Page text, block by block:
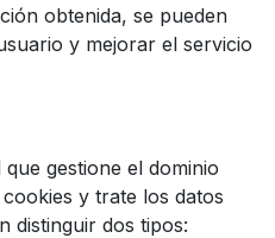
obtenida, se pueden
y mejorar el servicio
gestione el dominio
y trate los datos
distinguir dos tipos: